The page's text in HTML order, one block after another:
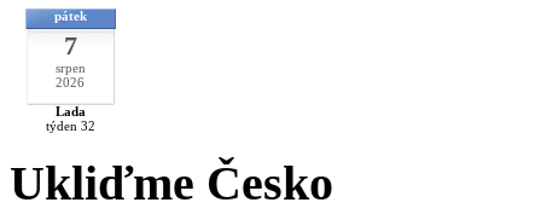
pátek
7
srpen
2026
Lada
týden 32
Ukliďme Česko